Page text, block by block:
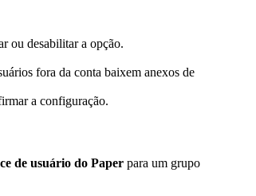
ou desabilitar a opção.
fora da conta baixem anexos de
a configuração.
de usuário do Paper para um grupo